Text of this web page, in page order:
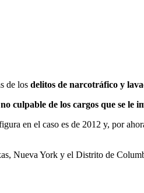
de los delitos de narcotráfico y
culpable de los cargos que se le
en el caso es de 2012 y, por
Nueva York y el Distrito de